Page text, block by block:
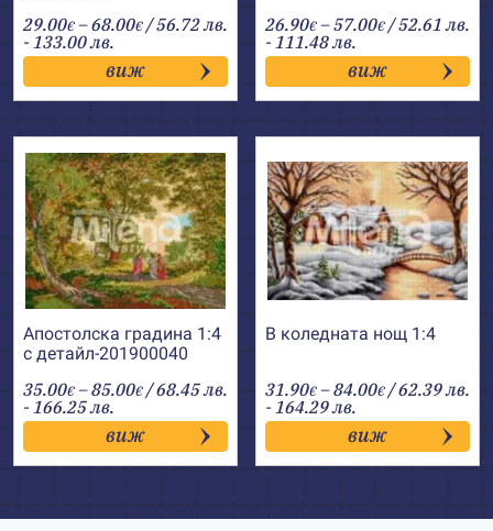
29.00€ –68.00€Price
range:
29.00€
through
68.00€
/ 56.72 лв.
- 133.00 лв.
виж
26.90€ –57.00€Price
range:
26.90€
through
57.00€
/ 52.61 лв.
- 111.48 лв.
виж
Апостолска градина 1:4
с детайл-201900040
35.00€ –85.00€Price
range:
35.00€
through
85.00€
/ 68.45 лв.
- 166.25 лв.
виж
В коледната нощ 1:4
31.90€ –84.00€Price
range:
31.90€
through
84.00€
/ 62.39 лв.
- 164.29 лв.
виж